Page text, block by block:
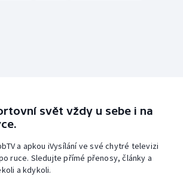
svět vždy u sebe i na
a apkou iVysílání ve své chytré televizi
ruce. Sledujte přímé přenosy, články a
a kdykoli.